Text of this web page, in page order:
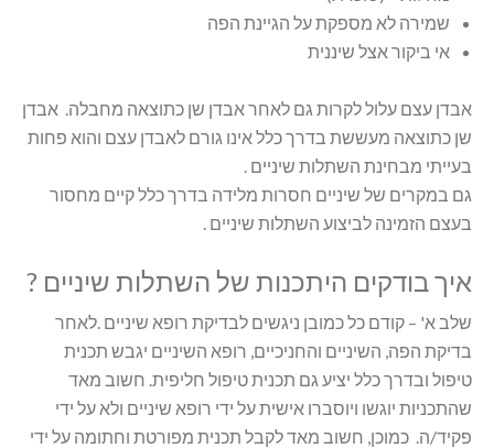
שמירה לא מספקת על הגיינת הפה
אי ביקור אצל שיננית
אבדן עצם עלול לקרות גם לאחר אבדן שן כתוצאה מחבלה. אבדן
שן כתוצאה מעששת בדרך כלל אינו גורם לאבדן עצם והוא פחות
בעייתי מבחינת השתלות שיניים .
גם במקרים של שיניים חסרות מלידה בדרך כלל קיים מחסור
בעצם הזמינה לביצוע השתלות שיניים .
איך בודקים היתכנות של השתלות שיניים ?
שלב א' – קודם כל כמובן ניגשים לבדיקת רופא שיניים .לאחר
בדיקת הפה, השיניים והחניכיים, רופא השיניים יגבש תכנית
טיפול ובדרך כלל יציע גם תכנית טיפול חליפית. חשוב מאד
שהתכניות יוגשו ויוסברו אישית על ידי רופא שיניים ולא על ידי
פקיד/ה. כמוכן, חשוב מאד לקבל תכנית מפורטת וחתומה על ידי